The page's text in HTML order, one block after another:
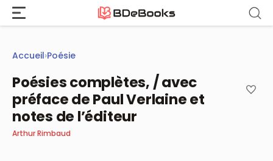
Aller
contenu
Accueil›Poésie
Poésies complètes, / avec
préface de Paul Verlaine et
notes de l’éditeur
Arthur Rimbaud